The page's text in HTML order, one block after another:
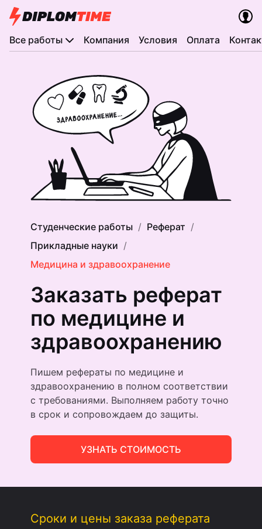
Все работы Компания Условия Оплата
Студенческие работы
Реферат
Прикладные науки
Медицина и здравоохранение
Заказать реферат
по медицине и
здравоохране­нию
Пишем рефераты по медицине и
здравоохранению в полном соответствии
с требованиями. Выполняем работу точно
в срок и сопровождаем до защиты.
УЗНАТЬ СТОИМОСТЬ
Сроки и цены заказа реферата